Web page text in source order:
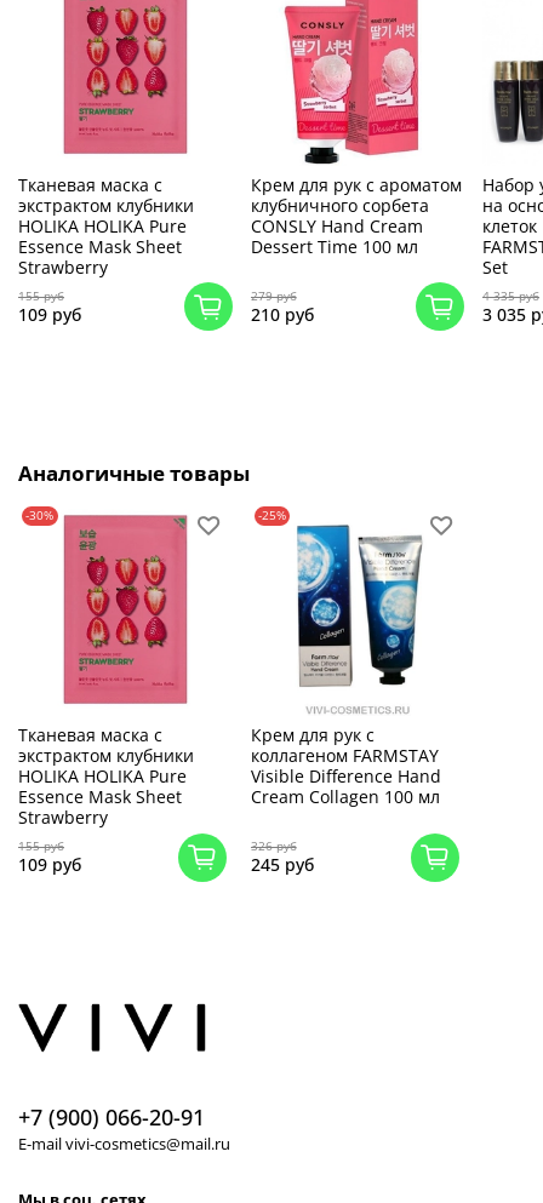
Тканевая маска с
экстрактом клубники
HOLIKA HOLIKA Pure
Essence Mask Sheet
Strawberry
155 руб
109 руб
Крем для рук с ароматом
клубничного сорбета
CONSLY Hand Cream
Dessert Time 100 мл
279 руб
210 руб
Набор
на
Set
4 335 руб
3 035
Аналогичные товары
-30%
Тканевая маска с
экстрактом клубники
HOLIKA HOLIKA Pure
Essence Mask Sheet
Strawberry
155 руб
109 руб
-25%
Крем для рук с
коллагеном FARMSTAY
Visible Difference Hand
Cream Collagen 100 мл
326 руб
245 руб
+7 (900) 066-20-91
E-mail vivi-cosmetics@mail.ru